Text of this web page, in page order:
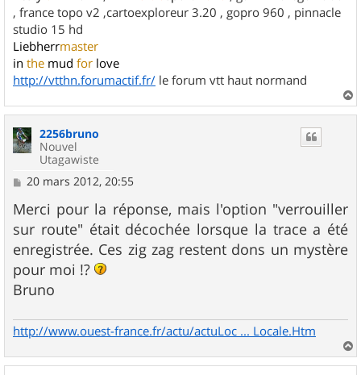
, france topo v2 ,cartoexploreur 3.20 , gopro 960 , pinnacle
studio 15 hd
Liebherrmaster
in the mud for love
http://vtthn.forumactif.fr/ le forum vtt haut normand
a
2256bruno
Nouvel
Utagawiste
M
s
s
a
g
e
20 mars 2012, 20:55
Merci pour la réponse, mais l'option "verrouiller
sur route" était décochée lorsque la trace a été
enregistrée. Ces zig zag restent dons un mystère
pour moi !?
Bruno
http://www.ouest-france.fr/actu/actuLoc ... Locale.Htm
a